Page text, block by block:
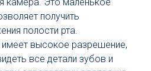
камера. Это маленькое
получить
полости рта.
высокое разрешение,
все детали зубов и